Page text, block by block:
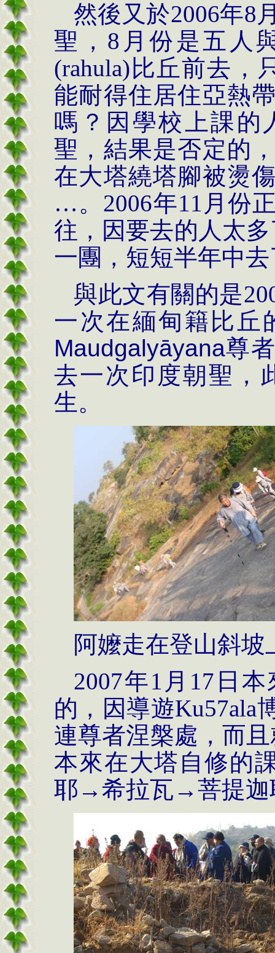
然後又於2006年8
聖， 8 月份是五人
(rahula) 比丘前去，
能耐得住居住亞熱
嗎？因學校上課的
聖，結果是否定的
在大塔繞塔腳被燙
…。 2006年11 月份
往，因要去的人太
一團，短短半年中
與此文有關的是
一次在緬甸籍比丘
Maudgalyāyana尊
去一次印度朝聖，
生。
阿嬤走在登山斜坡
2007年1 月 17 日
的，因導遊Ku57ala
連尊者涅槃處，而
本來在大塔自修的
耶→希拉瓦→菩提迦